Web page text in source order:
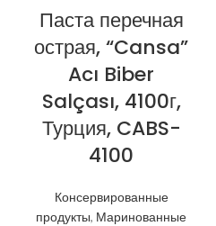
Паста перечная
острая, “Cansa”
Acı Biber
Salçası, 4100г,
Турция, CABS-
4100
Консервированные
продукты, Маринованные